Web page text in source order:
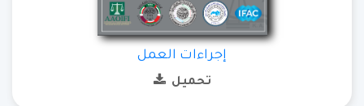
إجراءات العمل
تحميل